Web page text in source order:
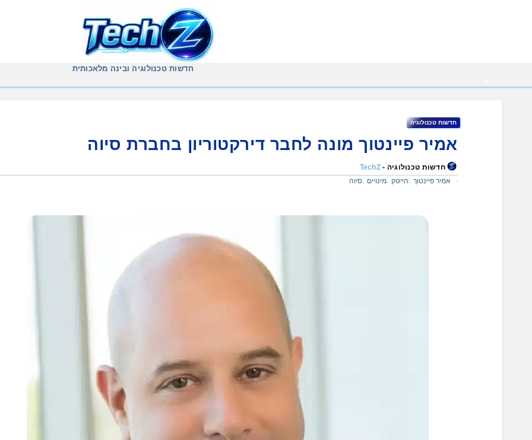
חדשות טכנולוגיה ובינה מלאכותית
חדשות טכנולוגיה
אמיר פיינטוך מונה לחבר דירקטוריון בחברת סיוה
חדשות טכנולוגיה -TechZ
אמיר פיינטוך ,הייטק ,מינויים ,סיוה